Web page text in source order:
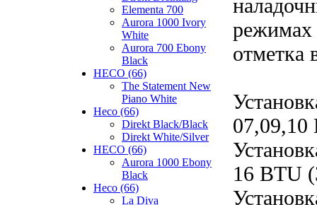
Elementa 700
Aurora 1000 Ivory
White
Aurora 700 Ebony
Black
HECO (66)
The Statement New
Piano White
Heco (66)
Direkt Black/Black
Direkt White/Silver
HECO (66)
Aurora 1000 Ebony
Black
Heco (66)
La Diva
режимах
отметка
16 BTU